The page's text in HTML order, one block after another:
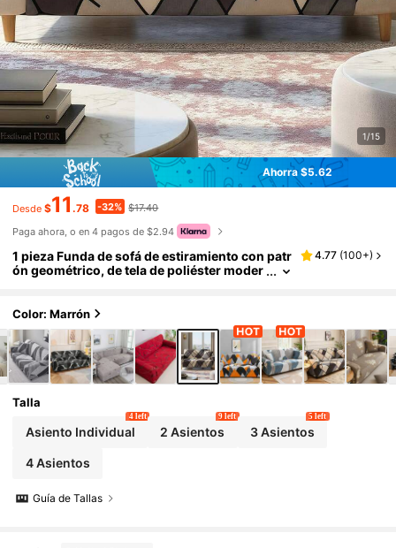
1/15
Ahorra $5.62
Desde $11 .78 -32% $17.40
Paga ahora, o en 4 pagos de $2.94
1 pieza Funda de sofá de estiramiento con patr
ón geométrico, de tela de poliéster moder
4.77 (100+)
Color: Marrón
Talla
Asiento Individual
4 left
2 Asientos
9 left
3 Asientos
5 left
4 Asientos
Guía de Tallas